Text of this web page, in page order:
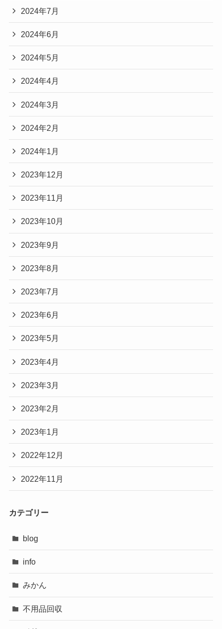
2024年7月
2024年6月
2024年5月
2024年4月
2024年3月
2024年2月
2024年1月
2023年12月
2023年11月
2023年10月
2023年9月
2023年8月
2023年7月
2023年6月
2023年5月
2023年4月
2023年3月
2023年2月
2023年1月
2022年12月
2022年11月
カテゴリー
blog
info
みかん
不用品回収